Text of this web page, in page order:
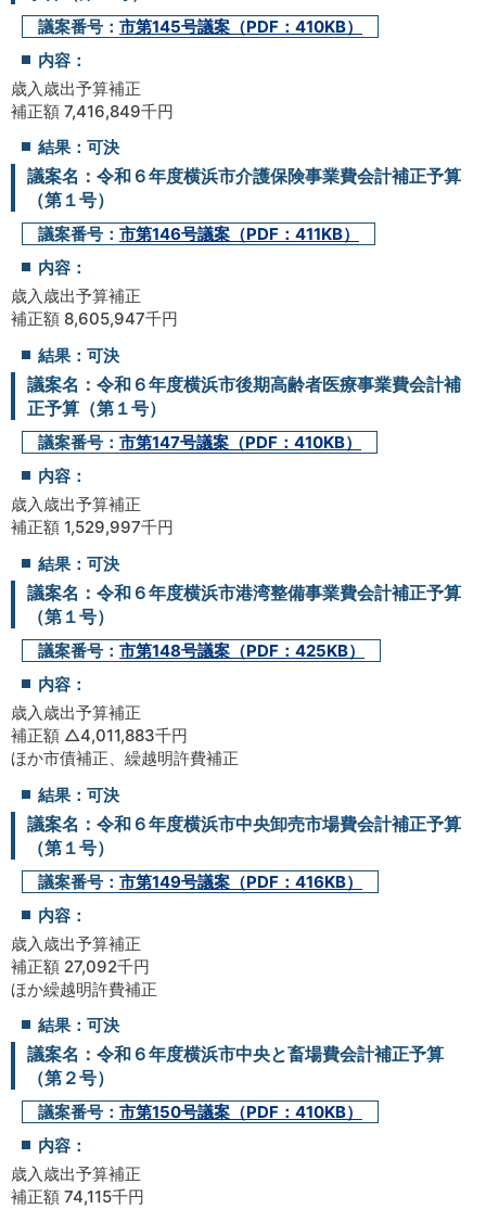
議案番号： 市第145号議案（PDF：410KB）
内容：
歳入歳出予算補正
補正額 7,416,849千円
結果：可決
議案名：令和６年度横浜市介護保険事業費会計補正予算
（第１号）
議案番号： 市第146号議案（PDF：411KB）
内容：
歳入歳出予算補正
補正額 8,605,947千円
結果：可決
議案名：令和６年度横浜市後期高齢者医療事業費会計補
正予算（第１号）
議案番号： 市第147号議案（PDF：410KB）
内容：
歳入歳出予算補正
補正額 1,529,997千円
結果：可決
議案名：令和６年度横浜市港湾整備事業費会計補正予算
（第１号）
議案番号： 市第148号議案（PDF：425KB）
内容：
歳入歳出予算補正
補正額 △4,011,883千円
ほか市債補正、繰越明許費補正
結果：可決
議案名：令和６年度横浜市中央卸売市場費会計補正予算
（第１号）
議案番号： 市第149号議案（PDF：416KB）
内容：
歳入歳出予算補正
補正額 27,092千円
ほか繰越明許費補正
結果：可決
議案名：令和６年度横浜市中央と畜場費会計補正予算
（第２号）
議案番号： 市第150号議案（PDF：410KB）
内容：
歳入歳出予算補正
補正額 74,115千円